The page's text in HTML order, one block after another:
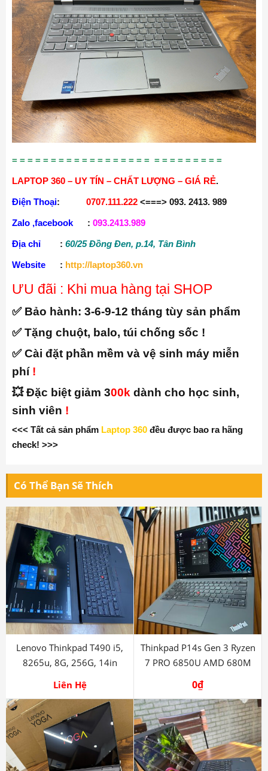
= = = = = = = = = = = = = = = = = = = = = = = = = = =
LAPTOP 360 – UY TÍN – CHẤT LƯỢNG – GIÁ RẺ.
Điện Thoại: 0707.111.222 <===> 093. 2413. 989
Zalo ,facebook : 093.2413.989
Địa chỉ : 60/25 Đồng Đen, p.14, Tân Bình
Website : http://laptop360.vn
ƯU đãi : Khi mua hàng tại SHOP
✅ Bảo hành: 3-6-9-12 tháng tùy sản phẩm
✅ Tặng chuột, balo, túi chống sốc !
✅ Cài đặt phần mềm và vệ sinh máy miễn
phí !
💥 Đặc biệt giảm 300k dành cho học sinh,
sinh viên !
<<< Tất cả sản phẩm Laptop 360 đều được bao ra hãng
check! >>>
Có Thể Bạn Sẽ Thích
Lenovo Thinkpad T490 i5,
8265u, 8G, 256G, 14in
Liên Hệ
Thinkpad P14s Gen 3 Ryzen
7 PRO 6850U AMD 680M
0₫